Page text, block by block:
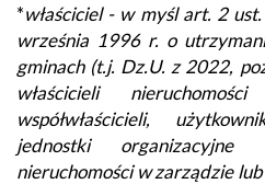
*właściciel - w myśl art. 2
września 1996 r. o
gminach (t.j. Dz.U. z 2022,
właścicieli
współwłaścicieli,
jednostki
nieruchomości w zarządzie